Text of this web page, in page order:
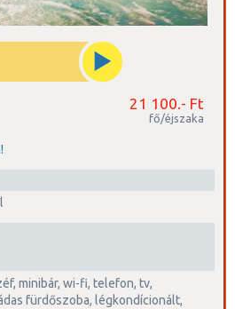
21 100.- Ft
fő/éjszaka
fürdőszoba, légkondícionált,